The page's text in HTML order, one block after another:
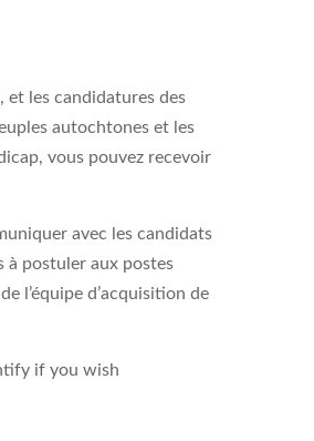
et les candidatures des
autochtones et les
vous pouvez recevoir
avec les candidats
à postuler aux postes
l’équipe d’acquisition de
if you wish